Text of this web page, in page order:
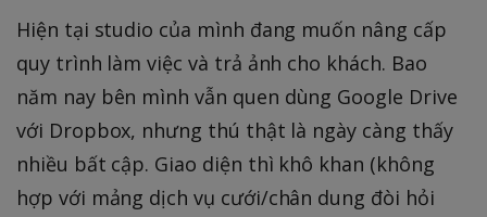
Hiện tại studio của mình đang muốn nâng cấp
quy trình làm việc và trả ảnh cho khách. Bao
năm nay bên mình vẫn quen dùng Google Drive
với Dropbox, nhưng thú thật là ngày càng thấy
nhiều bất cập. Giao diện thì khô khan (không
hợp với mảng dịch vụ cưới/chân dung đòi hỏi